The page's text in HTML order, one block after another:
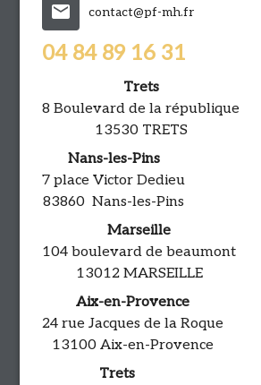
mail contact@pf-mh.fr
04 84 89 16 31
Trets
8 Boulevard de la république
13530 TRETS
Nans-les-Pins
7 place Victor Dedieu
83860 Nans-les-Pins
Marseille
104 boulevard de beaumont
13012 MARSEILLE
Aix-en-Provence
24 rue Jacques de la Roque
13100 Aix-en-Provence
Trets